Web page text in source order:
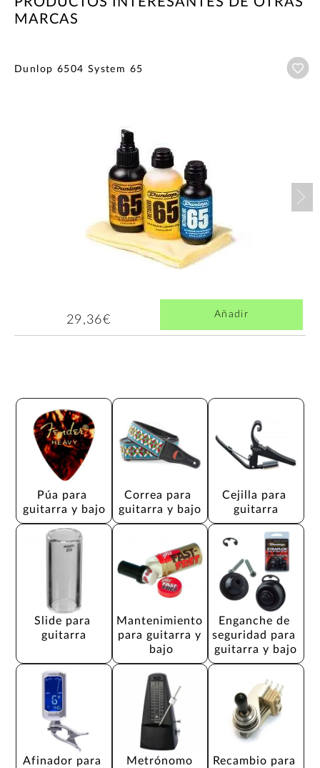
MARCAS
Dunlop 6504 System 65
29,36€ Añadir
Púa para
guitarra y bajo
Correa para
guitarra y bajo
Cejilla para
guitarra
Slide para
guitarra
Mantenimiento
para guitarra y
bajo
Enganche de
seguridad para
guitarra y bajo
Afinador para Metrónomo Recambio para